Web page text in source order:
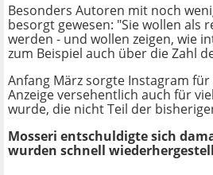
Besonders Autoren mit noch
besorgt gewesen: "Sie wollen als
werden - und wollen zeigen, wie
zum Beispiel auch über die Zahl
Anfang März sorgte Instagram
Anzeige versehentlich auch für
wurde, die nicht Teil der
Mosseri entschuldigte sich
wurden schnell